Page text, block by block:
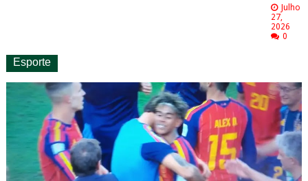
Julho
27,
2026
0
Esporte